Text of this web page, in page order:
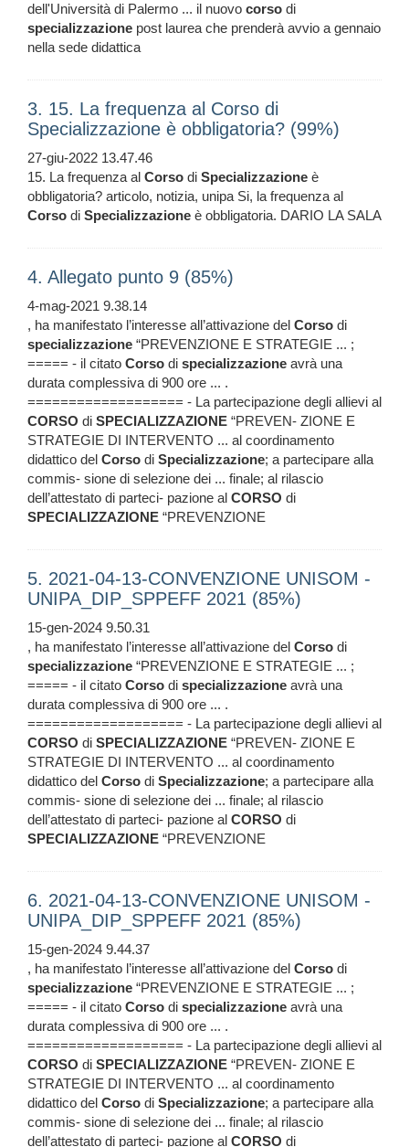
dell'Università di Palermo ... il nuovo corso di
specializzazione post laurea che prenderà avvio a gennaio
nella sede didattica
3. 15. La frequenza al Corso di
Specializzazione è obbligatoria? (99%)
27-giu-2022 13.47.46
15. La frequenza al Corso di Specializzazione è
obbligatoria? articolo, notizia, unipa Si, la frequenza al
Corso di Specializzazione è obbligatoria. DARIO LA SALA
4. Allegato punto 9 (85%)
4-mag-2021 9.38.14
, ha manifestato l’interesse all’attivazione del Corso di
specializzazione “PREVENZIONE E STRATEGIE ... ;
===== - il citato Corso di specializzazione avrà una
durata complessiva di 900 ore ... .
=================== - La partecipazione degli allievi al
CORSO di SPECIALIZZAZIONE “PREVEN- ZIONE E
STRATEGIE DI INTERVENTO ... al coordinamento
didattico del Corso di Specializzazione; a partecipare alla
commis- sione di selezione dei ... finale; al rilascio
dell’attestato di parteci- pazione al CORSO di
SPECIALIZZAZIONE “PREVENZIONE
5. 2021-04-13-CONVENZIONE UNISOM -
UNIPA_DIP_SPPEFF 2021 (85%)
15-gen-2024 9.50.31
, ha manifestato l’interesse all’attivazione del Corso di
specializzazione “PREVENZIONE E STRATEGIE ... ;
===== - il citato Corso di specializzazione avrà una
durata complessiva di 900 ore ... .
=================== - La partecipazione degli allievi al
CORSO di SPECIALIZZAZIONE “PREVEN- ZIONE E
STRATEGIE DI INTERVENTO ... al coordinamento
didattico del Corso di Specializzazione; a partecipare alla
commis- sione di selezione dei ... finale; al rilascio
dell’attestato di parteci- pazione al CORSO di
SPECIALIZZAZIONE “PREVENZIONE
6. 2021-04-13-CONVENZIONE UNISOM -
UNIPA_DIP_SPPEFF 2021 (85%)
15-gen-2024 9.44.37
, ha manifestato l’interesse all’attivazione del Corso di
specializzazione “PREVENZIONE E STRATEGIE ... ;
===== - il citato Corso di specializzazione avrà una
durata complessiva di 900 ore ... .
=================== - La partecipazione degli allievi al
CORSO di SPECIALIZZAZIONE “PREVEN- ZIONE E
STRATEGIE DI INTERVENTO ... al coordinamento
didattico del Corso di Specializzazione; a partecipare alla
commis- sione di selezione dei ... finale; al rilascio
dell’attestato di parteci- pazione al CORSO di